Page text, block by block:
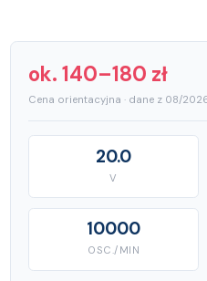
ok. 140–180 zł
Cena orientacyjna · dane z 08/
20.0
V
10000
OSC./MIN